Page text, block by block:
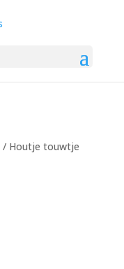
/ Houtje touwtje